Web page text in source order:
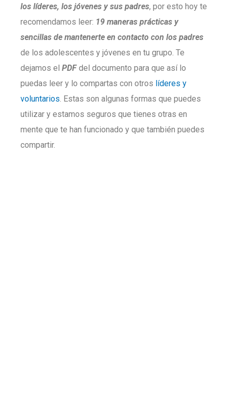
los líderes, los jóvenes y sus padres, por esto hoy te
recomendamos leer: 19 maneras prácticas y
sencillas de mantenerte en contacto con los padres
de los adolescentes y jóvenes en tu grupo. Te
dejamos el PDFdel documento para que así lo
puedas leer y lo compartas con otros líderes y
voluntarios. Estas son algunas formas que puedes
utilizar y estamos seguros que tienes otras en
mente que te han funcionado y que también puedes
compartir.